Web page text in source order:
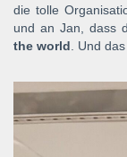
die tolle
und an Jan, dass
the world . Und